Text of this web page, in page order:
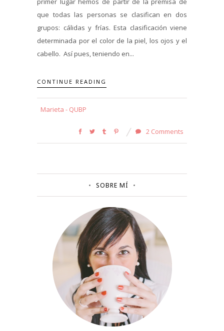
que todas las personas se clasifican en dos
grupos: cálidas y frías. Esta clasificación viene
determinada por el color de la piel, los ojos y el
cabello. Así pues, teniendo en...
CONTINUE READING
Marieta - QUBP
2 Comments
SOBRE MÍ